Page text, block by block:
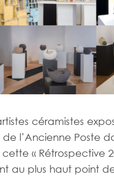
céramistes
l’Ancienne Poste
« Rétrospective
au plus haut point